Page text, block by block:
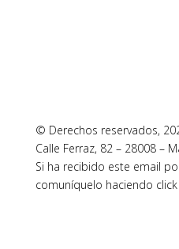
© Derechos reservados,
Calle Ferraz, 82 – 28008 –
Si ha recibido este email
comuníquelo haciendo